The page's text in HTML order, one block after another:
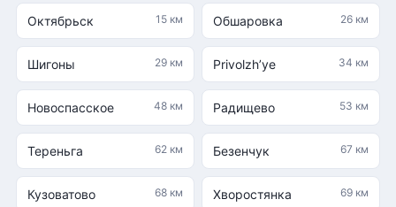
Октябрьск 15 км Обшаровка 26 км
Шигоны 29 км Privolzh’ye 34 км
Новоспасское 48 км Радищево 53 км
Тереньга 62 км Безенчук 67 км
Кузоватово 68 км Хворостянка 69 км